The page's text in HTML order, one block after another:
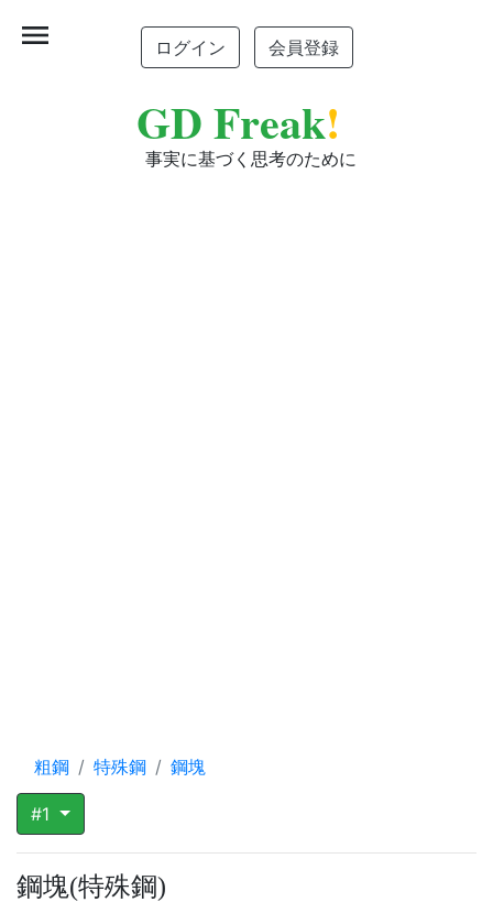
ログイン 会員登録
GD Freak!
事実に基づく思考のために
menu
粗鋼 特殊鋼 鋼塊
#1
鋼塊(特殊鋼)